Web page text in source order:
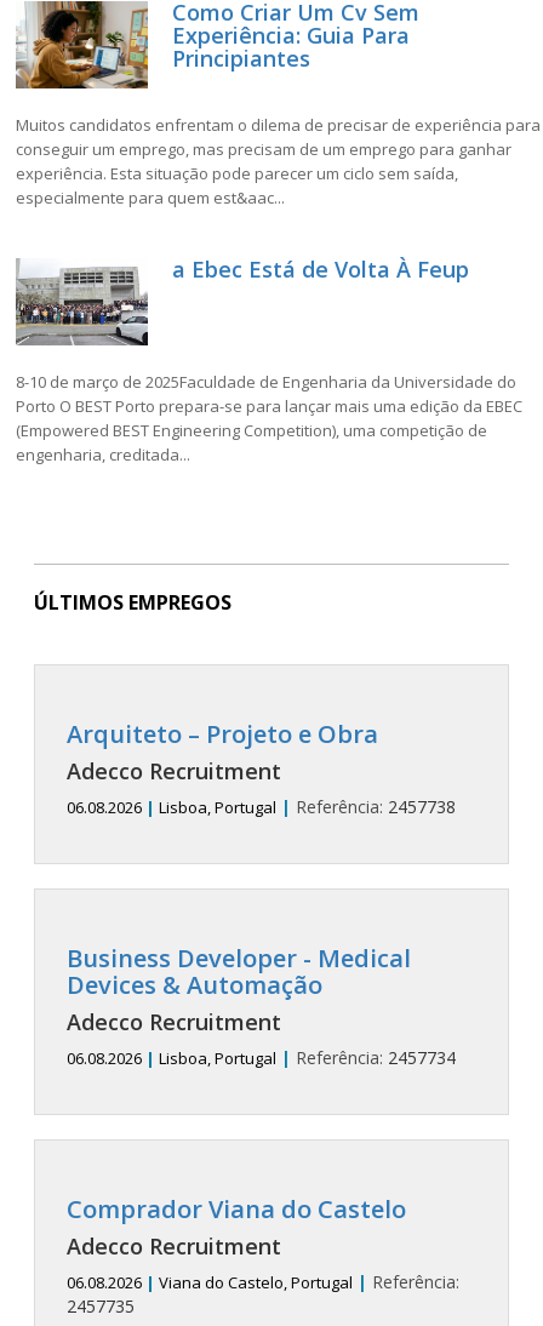
Como Criar Um Cv Sem
Experiência: Guia Para
Principiantes
Muitos candidatos enfrentam o dilema de precisar de experiência para
conseguir um emprego, mas precisam de um emprego para ganhar
experiência. Esta situação pode parecer um ciclo sem saída,
especialmente para quem est&aac...
a Ebec Está de Volta À Feup
8-10 de março de 2025Faculdade de Engenharia da Universidade do
Porto O BEST Porto prepara-se para lançar mais uma edição da EBEC
(Empowered BEST Engineering Competition), uma competição de
engenharia, creditada...
ÚLTIMOS EMPREGOS
Arquiteto – Projeto e Obra
Adecco Recruitment
06.08.2026 | Lisboa, Portugal | Referência: 2457738
Business Developer - Medical
Devices & Automação
Adecco Recruitment
06.08.2026 | Lisboa, Portugal | Referência: 2457734
Comprador Viana do Castelo
Adecco Recruitment
06.08.2026 | Viana do Castelo, Portugal | Referência:
2457735